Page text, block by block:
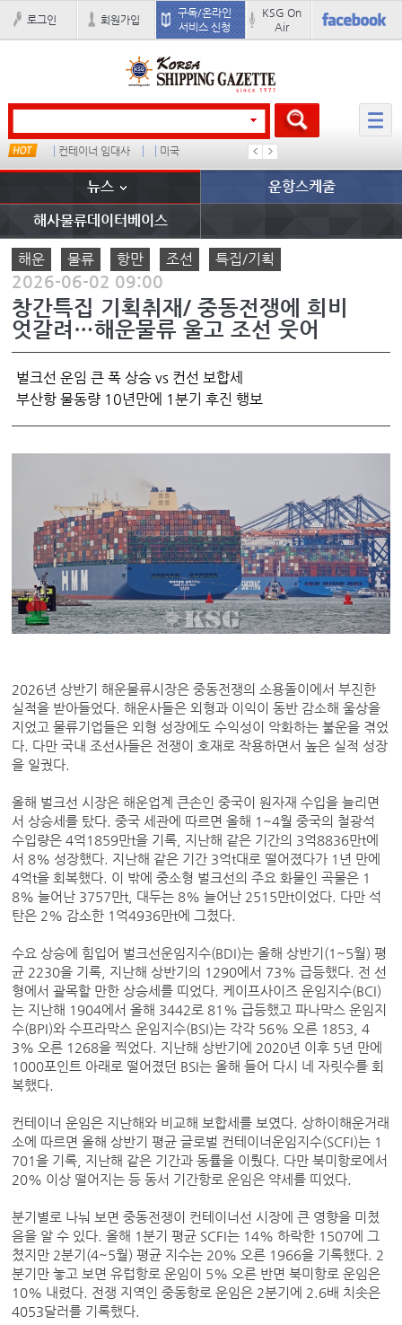
로그인 회원가입
구독/온라인
서비스 신청
KSG On
Air
컨테이너 임대사 미국 ���ͤ
뉴스 운항스케줄
해사물류데이터베이스
해운 물류 항만 조선 특집/기획
2026-06-02 09:00
창간특집 기획취재/ 중동전쟁에 희비
엇갈려…해운물류 울고 조선 웃어
벌크선 운임 큰 폭 상승 vs 컨선 보합세
부산항 물동량 10년만에 1분기 후진 행보
2026년 상반기 해운물류시장은 중동전쟁의 소용돌이에서 부진한
실적을 받아들었다. 해운사들은 외형과 이익이 동반 감소해 울상을
지었고 물류기업들은 외형 성장에도 수익성이 악화하는 불운을 겪었
다. 다만 국내 조선사들은 전쟁이 호재로 작용하면서 높은 실적 성장
을 일궜다.
올해 벌크선 시장은 해운업계 큰손인 중국이 원자재 수입을 늘리면
서 상승세를 탔다. 중국 세관에 따르면 올해 1~4월 중국의 철광석
수입량은 4억1859만t을 기록, 지난해 같은 기간의 3억8836만t에
서 8% 성장했다. 지난해 같은 기간 3억t대로 떨어졌다가 1년 만에
4억t을 회복했다. 이 밖에 중소형 벌크선의 주요 화물인 곡물은 1
8% 늘어난 3757만t, 대두는 8% 늘어난 2515만t이었다. 다만 석
탄은 2% 감소한 1억4936만t에 그쳤다.
수요 상승에 힘입어 벌크선운임지수(BDI)는 올해 상반기(1~5월) 평
균 2230을 기록, 지난해 상반기의 1290에서 73% 급등했다. 전 선
형에서 괄목할 만한 상승세를 띠었다. 케이프사이즈 운임지수(BCI)
는 지난해 1904에서 올해 3442로 81% 급등했고 파나막스 운임지
수(BPI)와 수프라막스 운임지수(BSI)는 각각 56% 오른 1853, 4
3% 오른 1268을 찍었다. 지난해 상반기에 2020년 이후 5년 만에
1000포인트 아래로 떨어졌던 BSI는 올해 들어 다시 네 자릿수를 회
복했다.
컨테이너 운임은 지난해와 비교해 보합세를 보였다. 상하이해운거래
소에 따르면 올해 상반기 평균 글로벌 컨테이너운임지수(SCFI)는 1
701을 기록, 지난해 같은 기간과 동률을 이뤘다. 다만 북미항로에서
20% 이상 떨어지는 등 동서 기간항로 운임은 약세를 띠었다.
분기별로 나눠 보면 중동전쟁이 컨테이너선 시장에 큰 영향을 미쳤
음을 알 수 있다. 올해 1분기 평균 SCFI는 14% 하락한 1507에 그
쳤지만 2분기(4~5월) 평균 지수는 20% 오른 1966을 기록했다. 2
분기만 놓고 보면 유럽항로 운임이 5% 오른 반면 북미항로 운임은
10% 내렸다. 전쟁 지역인 중동항로 운임은 2분기에 2.6배 치솟은
4053달러를 기록했다.